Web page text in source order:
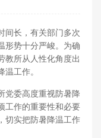
长，有关部门多次
形势十分严峻。为确
教所从人性化角度出
工作。
委高度重视防暑降
工作的重要性和必要
切实把防暑降温工作